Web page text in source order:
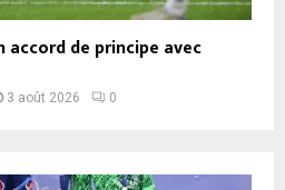
de principe avec
3 août 2026 0